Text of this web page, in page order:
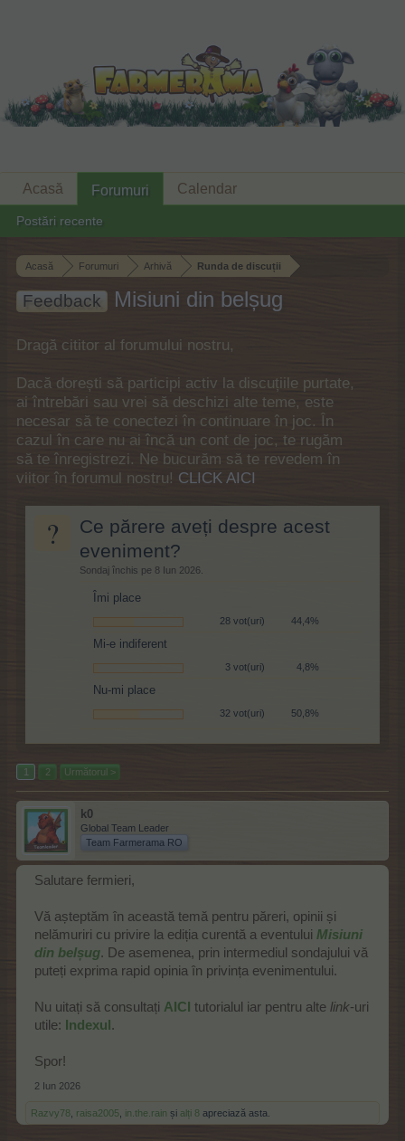
Acasă Forumuri Arhivă Runda de discuții
Feedback Misiuni din belșug
Dragă cititor al forumului nostru,
Dacă dorești să participi activ la discuțiile purtate,
ai întrebări sau vrei să deschizi alte teme, este
necesar să te conectezi în continuare în joc. În
cazul în care nu ai încă un cont de joc, te rugăm
să te înregistrezi. Ne bucurăm să te revedem în
viitor în forumul nostru! CLICK AICI
?
Ce părere aveți despre acest
eveniment?
Sondaj închis pe 8 Iun 2026.
Îmi place
28 vot(uri) 44,4%
Mi-e indiferent
3 vot(uri) 4,8%
Nu-mi place
32 vot(uri) 50,8%
1 2 Următorul >
k0
Global Team Leader
Team Farmerama RO
Salutare fermieri,
Vă așteptăm în această temă pentru păreri, opinii și
nelămuriri cu privire la ediția curentă a eventului Misiuni
din belșug. De asemenea, prin intermediul sondajului vă
puteți exprima rapid opinia în privința evenimentului.
Nu uitați să consultați AICI tutorialul iar pentru alte link-uri
utile:
Indexul .
Spor!
2 Iun 2026
Razvy78 raisa2005 in.the.rain și alți 8 apreciază asta.
Acasă Forumuri
Postări recente
Calendar